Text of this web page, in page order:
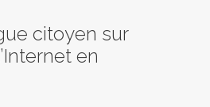
citoyen sur
en